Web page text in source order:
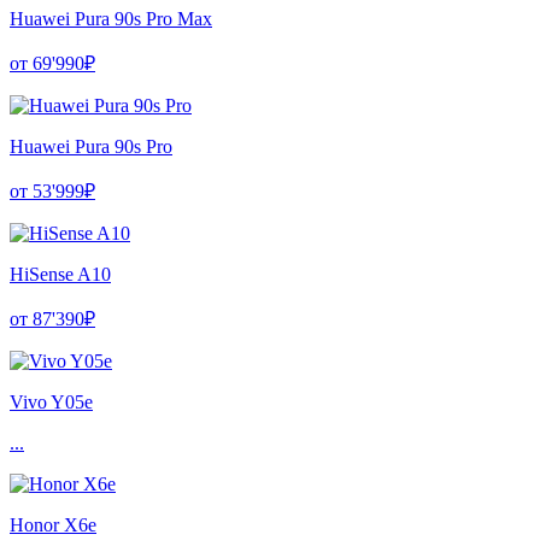
Huawei Pura 90s Pro Max
от 69'990₽
Huawei Pura 90s Pro
от 53'999₽
HiSense A10
от 87'390₽
Vivo Y05e
...
Honor X6e